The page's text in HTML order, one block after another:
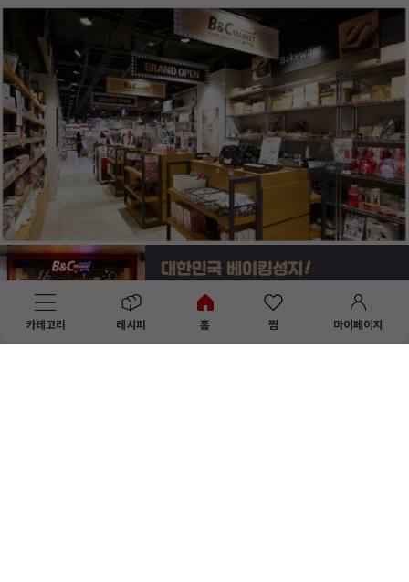
카테고리 레시피 홈 찜 마이페이지